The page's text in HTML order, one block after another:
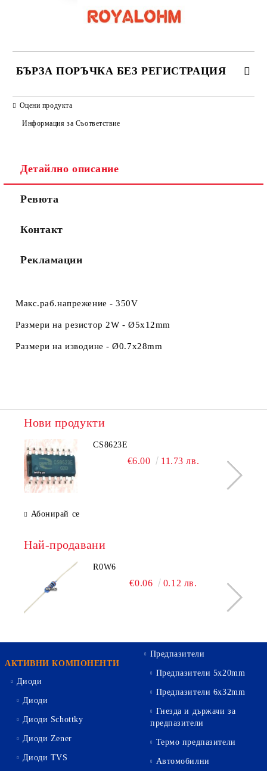
БЪРЗА ПОРЪЧКА БЕЗ РЕГИСТРАЦИЯ
Съгласен съм с
Ние ще се свържем с вас в рамките на работния ден.
Оцени продукта
Информация за Съответствие
Детайлно описание
Ревюта
Контакт
Рекламации
Макс.раб.напрежение - 350V
Размери на резистор 2W - Ø5x12mm
Размери на изводине -Ø0.7x28mm
Нови продукти
CS8623E
€6.00 11.73 лв.
Абонирай се
Най-продавани
R0W6
€0.06 0.12 лв.
АКТИВНИ КОМПОНЕНТИ
Диоди
Диоди
Диоди Schottky
Диоди Zener
Диоди TVS
Предпазители
Предпазители 5х20mm
Предпазители 6х32mm
Гнезда и държачи за
предпазители
Термо предпазители
Автомобилни